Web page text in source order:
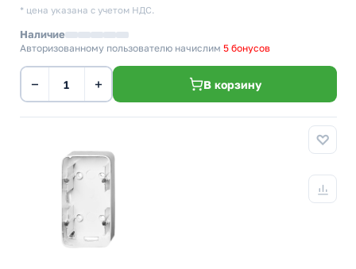
* цена указана с учетом НДС.
Наличие
Авторизованному пользователю начислим 5 бонусов
− + В корзину